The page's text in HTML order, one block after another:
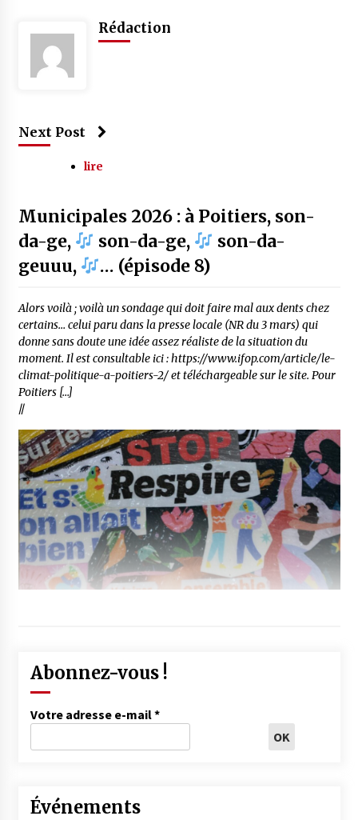
Rédaction
Next Post
lire
Municipales 2026 : à Poitiers, son-
da-ge,
son-da-ge,
son-da-
geuuu,
… (épisode 8)
Alors voilà ; voilà un sondage qui doit faire mal aux dents chez
certains… celui paru dans la presse locale (NR du 3 mars) qui
donne sans doute une idée assez réaliste de la situation du
moment. Il est consultable ici : https://www.ifop.com/article/le-
climat-politique-a-poitiers-2/ et téléchargeable sur le site. Pour
Poitiers […]
//
Abonnez-vous !
Votre adresse e-mail*
Événements